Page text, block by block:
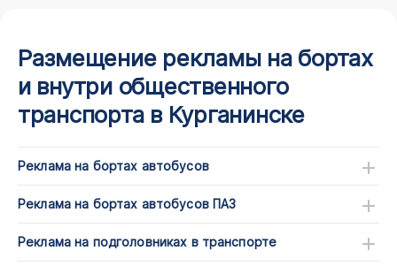
Размещение рекламы на бортах
и внутри общественного
транспорта в Курганинске
Реклама на бортах автобусов
Реклама на бортах автобусов ПАЗ
Реклама на подголовниках в транспорте